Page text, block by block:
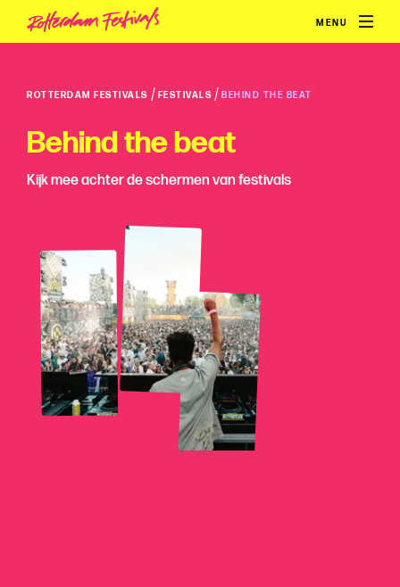
MENU
ROTTERDAM FESTIVALS / FESTIVALS / BEHIND THE BEAT
Behind the beat
Kijk mee achter de schermen van festivals